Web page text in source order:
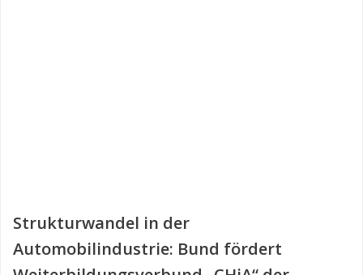
Strukturwandel in der
Automobilindustrie: Bund fördert